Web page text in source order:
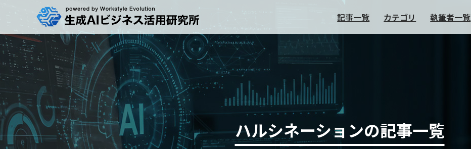
記事一覧 カテゴリ 執筆者一覧
ハルシネーションの記事一覧